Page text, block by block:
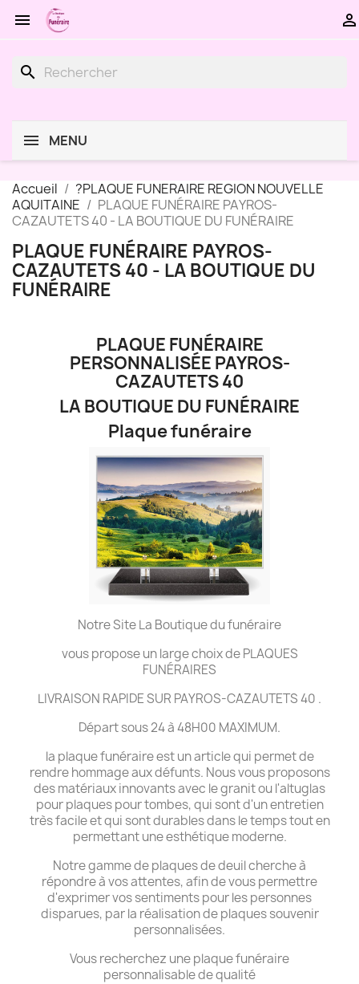
 
search
MENU
Accueil
?PLAQUE FUNERAIRE REGION NOUVELLE
AQUITAINE
PLAQUE FUNÉRAIRE PAYROS-
CAZAUTETS 40 - LA BOUTIQUE DU FUNÉRAIRE
PLAQUE FUNÉRAIRE PAYROS-
CAZAUTETS 40 - LA BOUTIQUE DU
FUNÉRAIRE
PLAQUE FUNÉRAIRE
PERSONNALISÉE PAYROS-
CAZAUTETS 40
LA BOUTIQUE DU FUNÉRAIRE
Plaque funéraire
Notre Site La Boutique du funéraire
vous propose un large choix de PLAQUES
FUNÉRAIRES
LIVRAISON RAPIDE SUR PAYROS-CAZAUTETS 40 .
Départ sous 24 à 48H00 MAXIMUM.
la plaque funéraire est un article qui permet de
rendre hommage aux défunts. Nous vous proposons
des matériaux innovants avec le granit ou l'altuglas
pour plaques pour tombes, qui sont d'un entretien
très facile et qui sont durables dans le temps tout en
permettant une esthétique moderne.
Notre gamme de plaques de deuil cherche à
répondre à vos attentes, afin de vous permettre
d'exprimer vos sentiments pour les personnes
disparues, par la réalisation de plaques souvenir
personnalisées.
Vous recherchez une plaque funéraire
personnalisable de qualité